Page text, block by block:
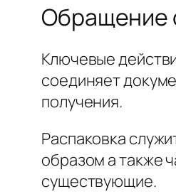
Обращение
Ключевые
соединяет
получения.
Распаковка
образом а также
существующие.